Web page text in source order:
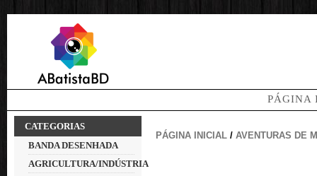
PÁGINA
CATEGORIAS
BANDA DESENHADA
AGRICULTURA/INDÚSTRIA
PÁGINA INICIAL / AVENTURAS DE